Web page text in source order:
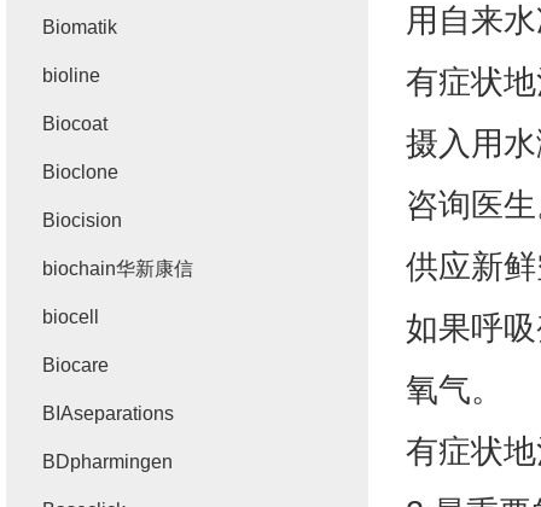
用自来
有症状
摄入用
咨询医
供应新
如果呼
氧气。
有症状
Biomatik
bioline
Biocoat
Bioclone
Biocision
biochain华新康信
biocell
Biocare
BIAseparations
BDpharmingen